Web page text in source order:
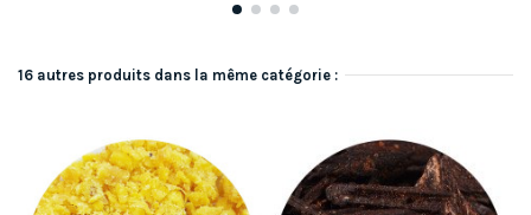
16 autres produits dans la même catégorie :